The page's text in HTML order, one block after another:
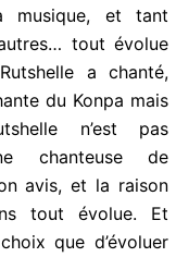
locales,
d’Haïti. La
et tant
tout
! Rutshelle a
chante du
mais
Konpa. Mais je
est simple, tout